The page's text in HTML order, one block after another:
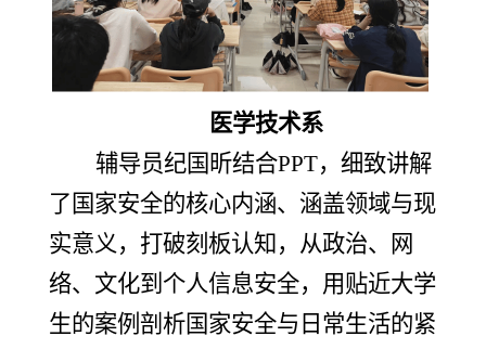
医学技术系
辅导员纪国昕结合PPT，细致讲解
了国家安全的核心内涵、涵盖领域与现
实意义，打破刻板认知，从政治、网
络、文化到个人信息安全，用贴近大学
生的案例剖析国家安全与日常生活的紧